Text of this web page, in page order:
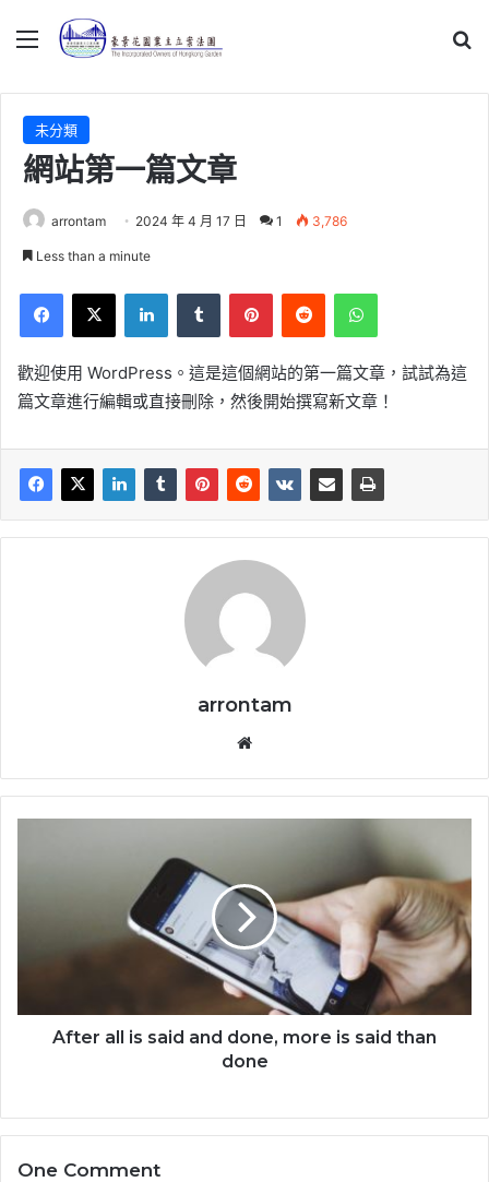
Menu
未分類
網站第一篇文章
arrontam 2024 年 4 月 17 日 1 3,786
Less than a minute
Facebook
X LinkedInTumblr PinterestReddit WhatsApp
歡迎使用 WordPress。這是這個網站的第一篇文章，試試為這
篇文章進行編輯或直接刪除，然後開始撰寫新文章！
arrontam
After all is said and done, more is said than
done
One Comment